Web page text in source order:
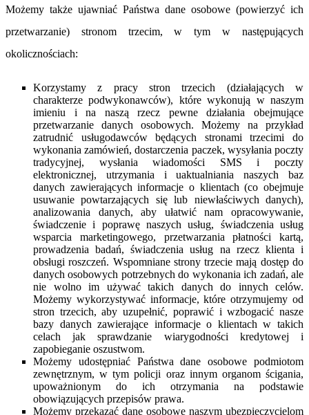
Możemy także ujawniać Państwa dane osobowe (powierzyć ich
przetwarzanie) stronom trzecim, w tym w następujących
okolicznościach:
Korzystamy z pracy stron trzecich (działających w
charakterze podwykonawców), które wykonują w naszym
imieniu i na naszą rzecz pewne działania obejmujące
przetwarzanie danych osobowych. Możemy na przykład
zatrudnić usługodawców będących stronami trzecimi do
wykonania zamówień, dostarczenia paczek, wysyłania poczty
tradycyjnej, wysłania wiadomości SMS i poczty
elektronicznej, utrzymania i uaktualniania naszych baz
danych zawierających informacje o klientach (co obejmuje
usuwanie powtarzających się lub niewłaściwych danych),
analizowania danych, aby ułatwić nam opracowywanie,
świadczenie i poprawę naszych usług, świadczenia usług
wsparcia marketingowego, przetwarzania płatności kartą,
prowadzenia badań, świadczenia usług na rzecz klienta i
obsługi roszczeń. Wspomniane strony trzecie mają dostęp do
danych osobowych potrzebnych do wykonania ich zadań, ale
nie wolno im używać takich danych do innych celów.
Możemy wykorzystywać informacje, które otrzymujemy od
stron trzecich, aby uzupełnić, poprawić i wzbogacić nasze
bazy danych zawierające informacje o klientach w takich
celach jak sprawdzanie wiarygodności kredytowej i
zapobieganie oszustwom.
Możemy udostępniać Państwa dane osobowe podmiotom
zewnętrznym, w tym policji oraz innym organom ścigania,
upoważnionym do ich otrzymania na podstawie
obowiązujących przepisów prawa.
Możemy przekazać dane osobowe naszym ubezpieczycielom